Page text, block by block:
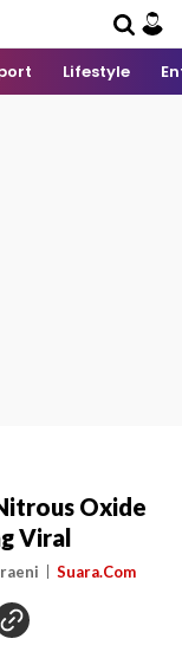
Lifestyle
Oxide
Viral
Suara.Com